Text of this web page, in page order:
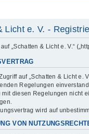
Licht e. V. -
„Schatten & Licht e. V.“
auf „Schatten & Licht e.
Regelungen
mit diesen Regelungen nicht
wird auf
VON